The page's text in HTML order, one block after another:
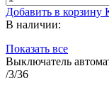
Добавить в корзину
В наличии:
Показать все
Выключатель
/3/36